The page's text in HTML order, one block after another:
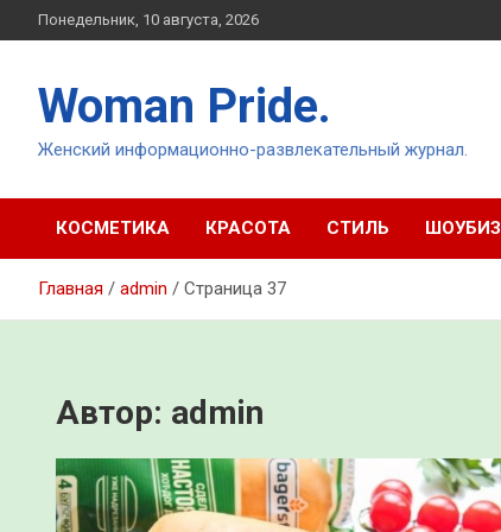
Перейти
к
Понедельник, 10 августа, 2026
Woman Pride.
Женский информационно-развлекательный журнал.
КОСМЕТИКА КРАСОТА СТИЛЬ ШОУБИЗ
Главная admin Страница 37
Автор: admin